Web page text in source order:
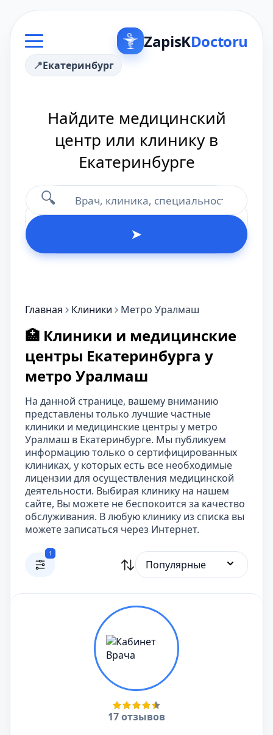
ZapisKDoctoru
Екатеринбург
Найдите медицинский
центр или клинику в
Екатеринбурге
🔍
➤
Главная Клиники Метро Уралмаш
🏥 Клиники и медицинские
центры Екатеринбурга у
метро Уралмаш
На данной странице, вашему вниманию
представлены только лучшие частные
клиники и медицинские центры у метро
Уралмаш в Екатеринбурге. Мы публикуем
информацию только о сертифицированных
клиниках, у которых есть все необходимые
лицензии для осуществления медицинской
деятельности. Выбирая клинику на нашем
сайте, Вы можете не беспокоится за качество
обслуживания. В любую клинику из списка вы
можете записаться через Интернет.
1
Популярные
17 отзывов